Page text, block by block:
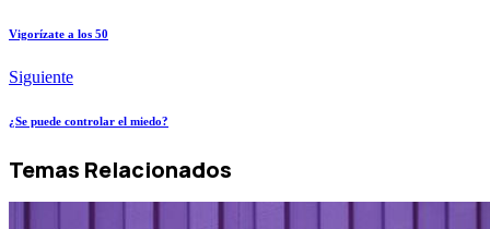
Vigorízate a los 50
Siguiente
¿Se puede controlar el miedo?
Temas Relacionados